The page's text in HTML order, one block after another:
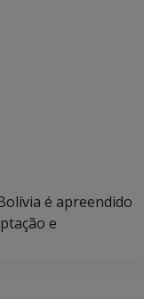
é apreendido
e